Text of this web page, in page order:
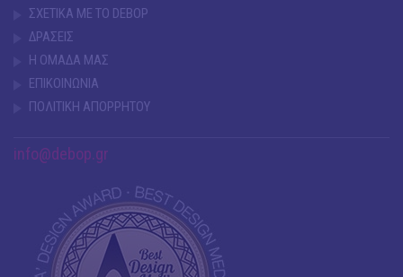
ΣΧΕΤΙΚΑ ΜΕ ΤΟ DEBOP
ΔΡΑΣΕΙΣ
Η ΟΜΑΔΑ ΜΑΣ
ΕΠΙΚΟΙΝΩΝΙΑ
ΠΟΛΙΤΙΚΗ ΑΠΟΡΡΗΤΟΥ
info@debop.gr